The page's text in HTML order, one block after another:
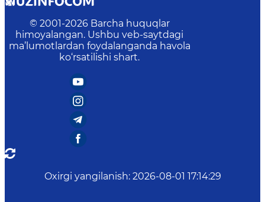
© 2001-2026 Barcha huquqlar
himoyalangan. Ushbu veb-saytdagi
ma’lumotlardan foydalanganda havola
ko‘rsatilishi shart.
Oxirgi yangilanish: 2026-08-01 17:14:29